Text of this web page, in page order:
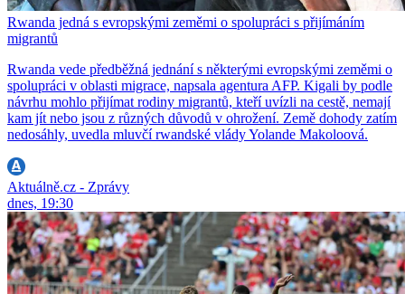
Rwanda jedná s evropskými zeměmi o spolupráci s přijímáním
migrantů
Rwanda vede předběžná jednání s některými evropskými zeměmi o
spolupráci v oblasti migrace, napsala agentura AFP. Kigali by podle
návrhu mohlo přijímat rodiny migrantů, kteří uvízli na cestě, nemají
kam jít nebo jsou z různých důvodů v ohrožení. Země dohody zatím
nedosáhly, uvedla mluvčí rwandské vlády Yolande Makoloová.
Aktuálně.cz - Zprávy
dnes, 19:30